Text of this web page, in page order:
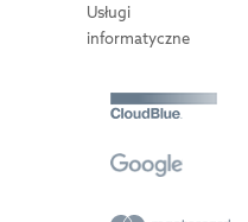
Usługi
informatyczne